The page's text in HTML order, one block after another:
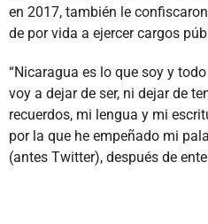
en 2017, también le
de por vida a ejercer cargos
“Nicaragua es lo que soy y
voy a dejar de ser, ni dejar de
recuerdos, mi lengua y mi
por la que he empeñado mi
(antes Twitter), después de